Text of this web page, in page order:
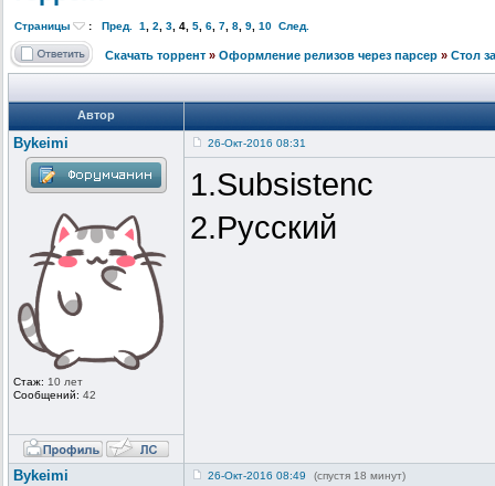
Страницы : Пред. 1, 2, 3, 4, 5, 6, 7, 8, 9, 10 След.
Скачать торрент » Оформление релизов через парсер » Стол
Автор
Bykeimi
Стаж: 10 лет
Сообщений: 42
26-Окт-2016 08:31
1.Subsistenc
2.Русский
Bykeimi 26-Окт-2016 08:49 (спустя 18 минут)